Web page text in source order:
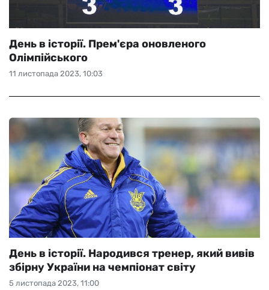
11 листопада 2023, 10:03
День в історії. Прем'єра оновленого
Олімпійського
5 листопада 2023, 11:00
День в історії. Народився тренер, який вивів
збірну України на чемпіонат світу